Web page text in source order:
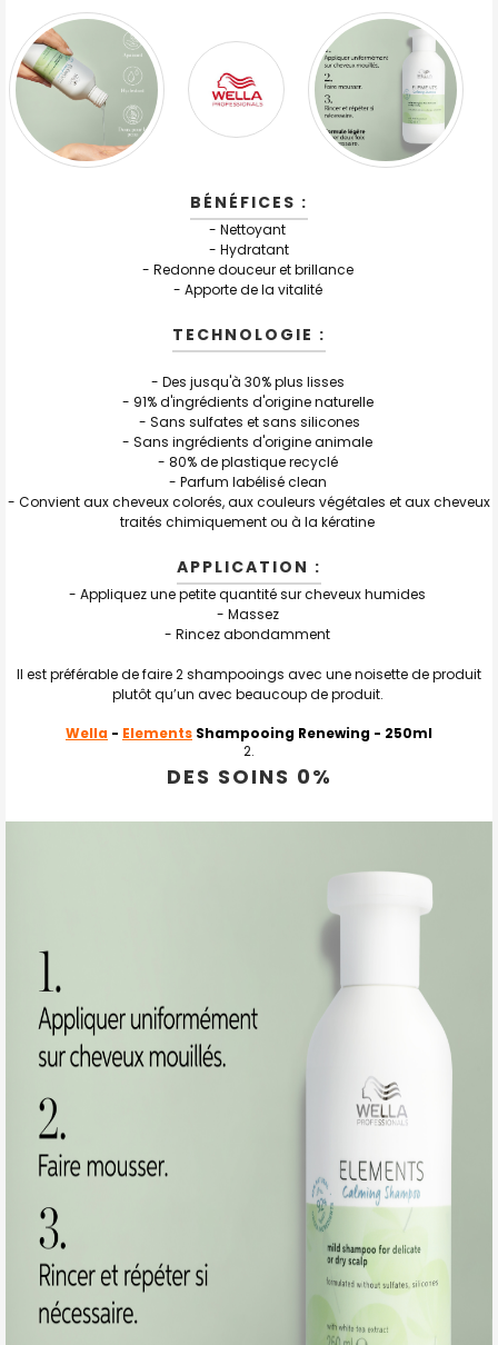
BÉNÉFICES :
- Nettoyant
- Hydratant
- Redonne douceur et brillance
- Apporte de la vitalité
TECHNOLOGIE :
- Des jusqu'à 30% plus lisses
- 91% d'ingrédients d'origine naturelle
- Sans sulfates et sans silicones
- Sans ingrédients d'origine animale
- 80% de plastique recyclé
- Parfum labélisé clean
- Convient aux cheveux colorés, aux couleurs végétales et aux cheveux
traités chimiquement ou à la kératine
APPLICATION :
- Appliquez une petite quantité sur cheveux humides
- Massez
- Rincez abondamment
Il est préférable de faire 2 shampooings avec une noisette de produit
plutôt qu’un avec beaucoup de produit.
Wella - Elements Shampooing Renewing - 250ml
DES SOINS 0%